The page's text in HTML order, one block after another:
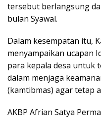
tersebut berlangsung
bulan Syawal.
Dalam kesempatan itu,
menyampaikan ucapan
para kepala desa untuk
dalam menjaga
(kamtibmas) agar tetap
AKBP Afrian Satya